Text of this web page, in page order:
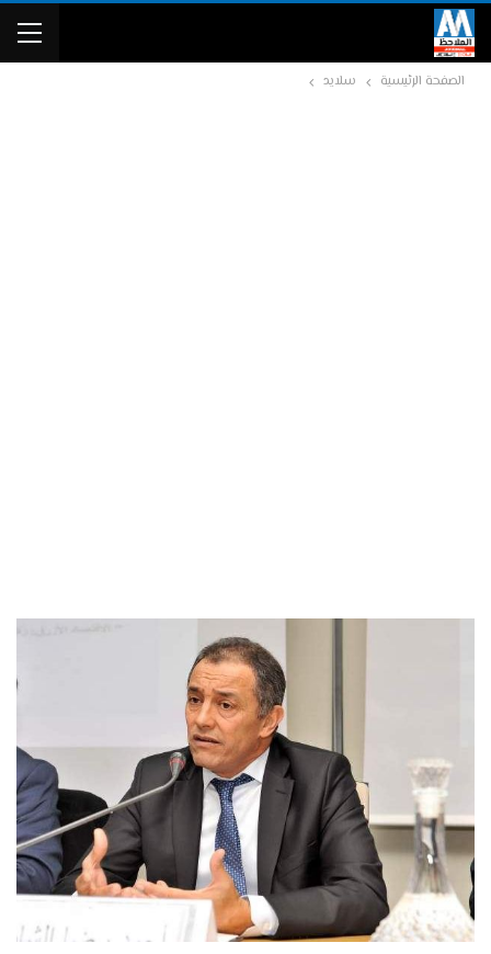
الصفحة الرئيسية سلايد